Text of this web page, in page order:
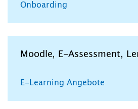
Onboarding
Moodle, E-Assessment,
E-Learning Angebote